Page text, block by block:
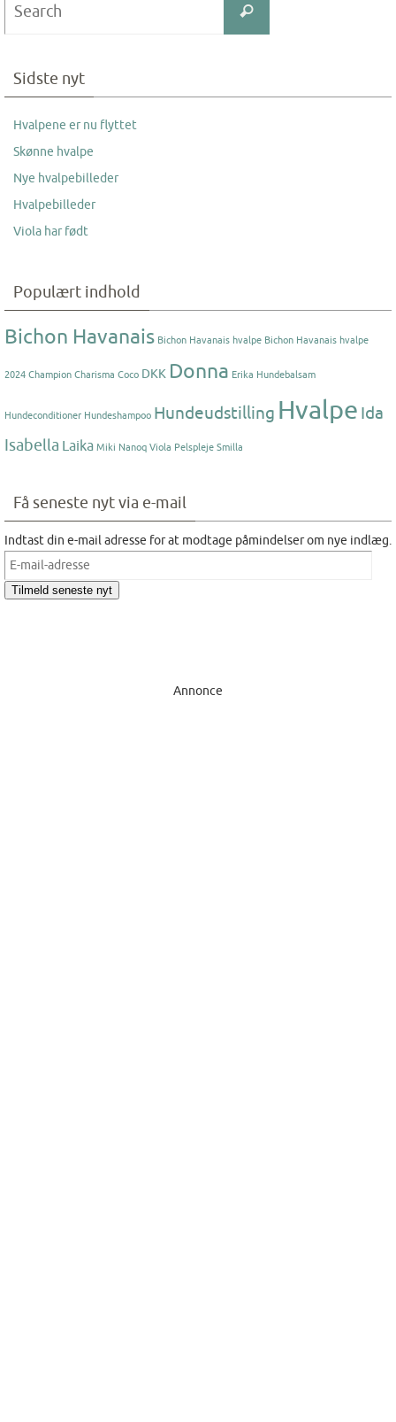
Search
Sidste nyt
Hvalpene er nu flyttet
Skønne hvalpe
Nye hvalpebilleder
Hvalpebilleder
Viola har født
Populært indhold
Bichon Havanais Bichon Havanais hvalpe Bichon Havanais hvalpe
2024 Champion Charisma Coco DKK Donna Erika Hundebalsam
Hundeconditioner Hundeshampoo Hundeudstilling Hvalpe Ida
Isabella Laika Miki Nanoq Viola Pelspleje Smilla
Få seneste nyt via e-mail
Indtast din e-mail adresse for at modtage påmindelser om nye indlæg.
E-
mail-
adresse
Tilmeld seneste nyt
Annonce